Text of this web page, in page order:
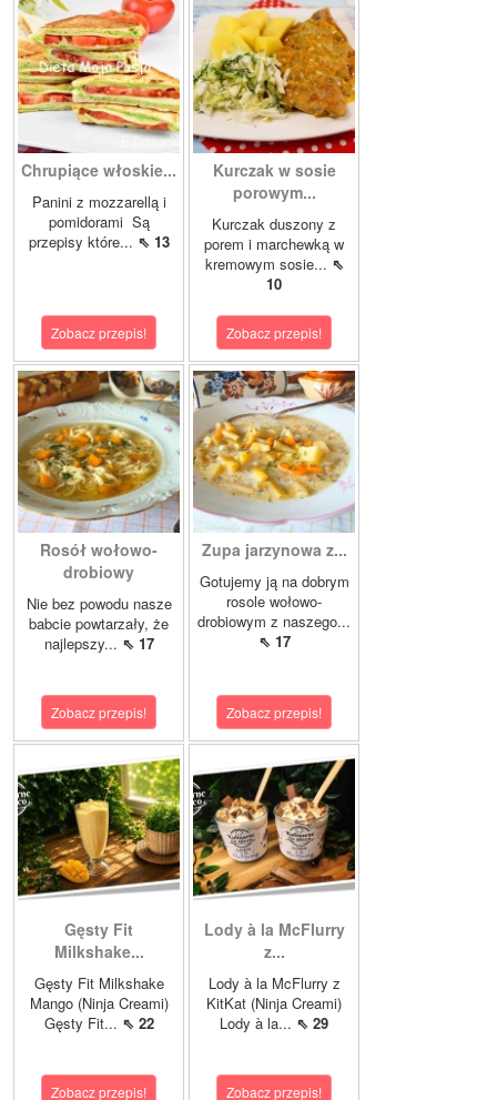
Chrupiące włoskie...
Panini z mozzarellą i
pomidorami Są
przepisy które... ⇖ 13
Zobacz przepis!
Kurczak w sosie
porowym...
Kurczak duszony z
porem i marchewką w
kremowym sosie... ⇖
10
Zobacz przepis!
Rosół wołowo-
drobiowy
Nie bez powodu nasze
babcie powtarzały, że
najlepszy... ⇖ 17
Zobacz przepis!
Zupa jarzynowa z...
Gotujemy ją na dobrym
rosole wołowo-
drobiowym z naszego...
⇖ 17
Zobacz przepis!
Gęsty Fit
Milkshake...
Gęsty Fit Milkshake
Mango (Ninja Creami)
Gęsty Fit... ⇖ 22
Zobacz przepis!
Lody à la McFlurry
z...
Lody à la McFlurry z
KitKat (Ninja Creami)
Lody à la... ⇖ 29
Zobacz przepis!